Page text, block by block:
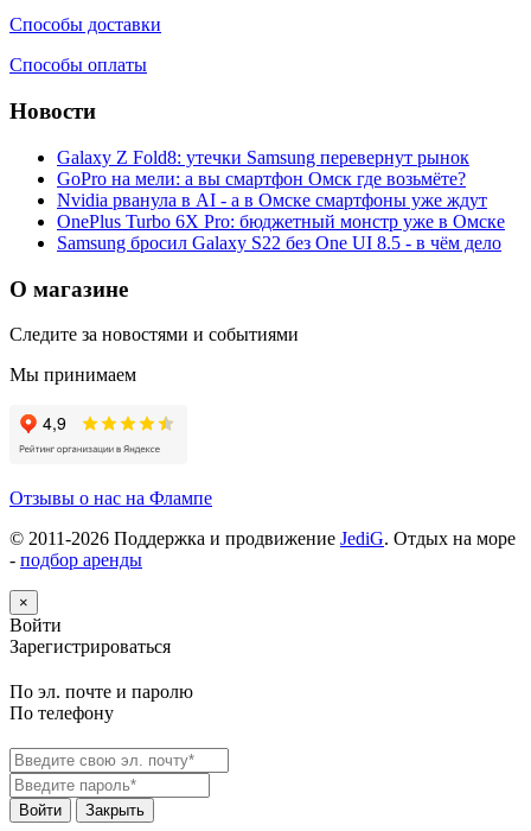
Способы доставки
Способы оплаты
Новости
Galaxy Z Fold8: утечки Samsung перевернут рынок
GoPro на мели: а вы смартфон Омск где возьмёте?
Nvidia рванула в AI - а в Омске смартфоны уже ждут
OnePlus Turbo 6X Pro: бюджетный монстр уже в Омске
Samsung бросил Galaxy S22 без One UI 8.5 - в чём дело
О магазине
Следите за новостями и событиями
Мы принимаем
Отзывы о нас на Флампе
© 2011-2026 Поддержка и продвижение JediG. Отдых на море
- подбор аренды
×
Войти
Зарегистрироваться
По эл. почте и паролю
По телефону
Войти Закрыть